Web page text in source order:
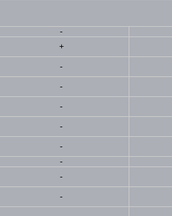
-
+
-
-
-
-
-
-
-
-